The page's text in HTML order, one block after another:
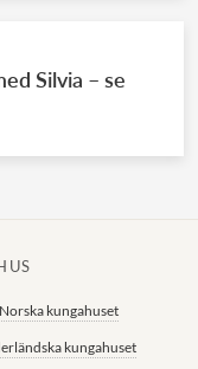
Silvia – se
kungahuset
kungahuset